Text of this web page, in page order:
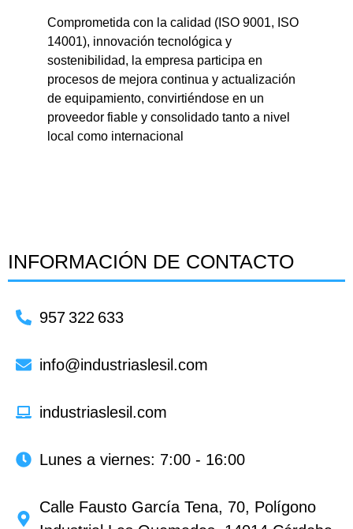
Comprometida con la calidad (ISO 9001, ISO
14001), innovación tecnológica y
sostenibilidad, la empresa participa en
procesos de mejora continua y actualización
de equipamiento, convirtiéndose en un
proveedor fiable y consolidado tanto a nivel
local como internacional
INFORMACIÓN DE CONTACTO
957 322 633
info@industriaslesil.com
industriaslesil.com
Lunes a viernes: 7:00 - 16:00
Calle Fausto García Tena, 70, Polígono